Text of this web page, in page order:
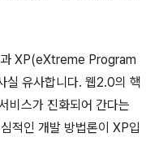
XP(eXtreme Program
실 유사합니다. 웹2.0의 핵
비스가 진화되어 간다는
적인 개발 방법론이 XP입